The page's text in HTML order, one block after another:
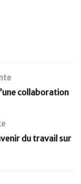
collaboration
du travail sur